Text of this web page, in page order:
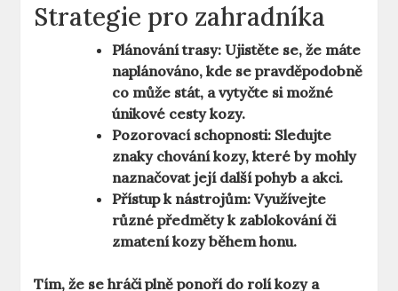
Strategie pro zahradníka
Plánování trasy: Ujistěte se, že máte
naplánováno, kde se pravděpodobně
co může stát, a vytyčte si možné
únikové cesty kozy.
Pozorovací schopnosti: Sledujte
znaky chování kozy, které by mohly
naznačovat její další pohyb a akci.
Přístup k nástrojům: Využívejte
různé předměty k zablokování či
zmatení kozy během honu.
Tím, že se hráči plně ponoří do rolí kozy a